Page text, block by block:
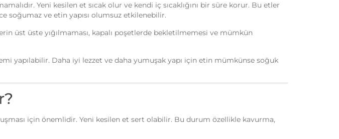
Yeni kesilen et sıcak olur ve kendi iç sıcaklığını bir süre korur. Bu etler
soğumaz ve etin yapısı olumsuz etkilenebilir.
üst üste yığılmaması, kapalı poşetlerde bekletilmemesi ve mümkün
yapılabilir. Daha iyi lezzet ve daha yumuşak yapı için etin mümkünse soğuk
için önemlidir. Yeni kesilen et sert olabilir. Bu durum özellikle kavurma,